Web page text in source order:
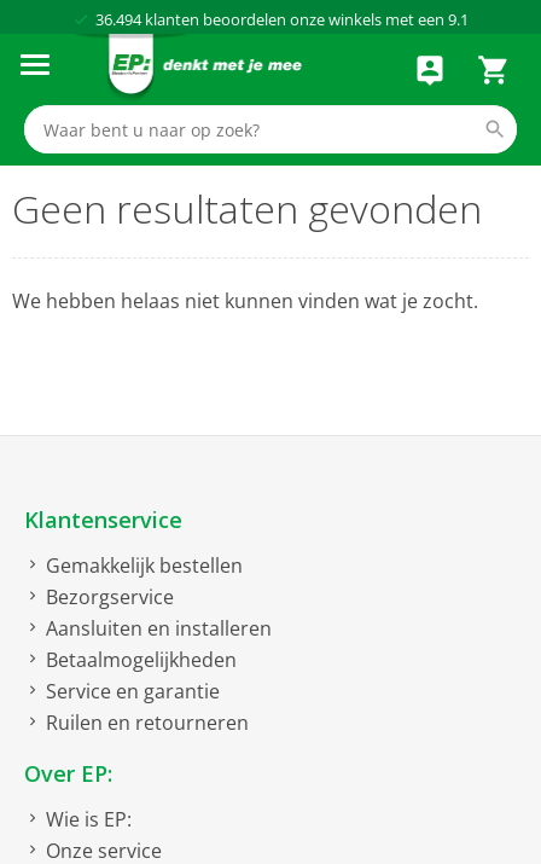
36.494klanten beoordelen onze winkels met een 9.1
Al meer dan
dé elektronicaspecialist
Achteraf betalen via Klarna
Geen resultaten gevonden
We hebben helaas niet kunnen vinden wat je zocht.
Klantenservice
Gemakkelijk bestellen
Bezorgservice
Aansluiten en installeren
Betaalmogelijkheden
Service en garantie
Ruilen en retourneren
Over EP:
Wie is EP:
Onze service